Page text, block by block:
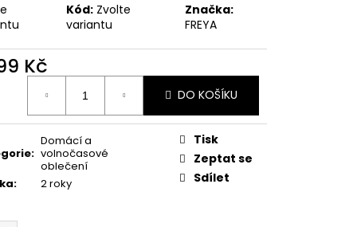
Kód: Zvolte
variantu
Značka:
FREYA
Kč
DO KOŠÍKU
:
Domácí a
volnočasové
oblečení
: 2 roky
Tisk
Zeptat se
Sdílet